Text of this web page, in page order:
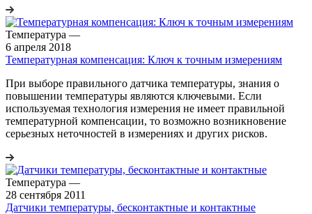
Температура —
6 апреля 2018
Температурная компенсация: Ключ к точным измерениям
При выборе правильного датчика температуры, знания о
повышении температуры являются ключевыми. Если
используемая технология измерения не имеет правильной
температурной компенсации, то возможно возникновение
серьезных неточностей в измерениях и других рисков.
Температура —
28 сентября 2011
Датчики температуры, бесконтактные и контактные